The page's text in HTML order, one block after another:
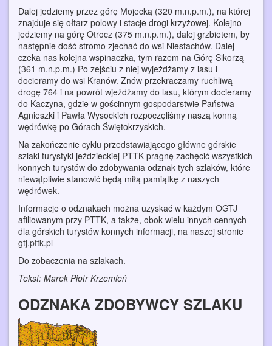
Dalej jedziemy przez górę Mojecką (320 m.n.p.m.), na której
znajduje się ołtarz polowy i stacje drogi krzyżowej. Kolejno
jedziemy na górę Otrocz (375 m.n.p.m.), dalej grzbietem, by
następnie dość stromo zjechać do wsi Niestachów. Dalej
czeka nas kolejna wspinaczka, tym razem na Górę Sikorzą
(361 m.n.p.m.) Po zejściu z niej wyjeżdżamy z lasu i
docieramy do wsi Kranów. Znów przekraczamy ruchliwą
drogę 764 i na powrót wjeżdżamy do lasu, którym docieramy
do Kaczyna, gdzie w gościnnym gospodarstwie Państwa
Agnieszki i Pawła Wysockich rozpoczęliśmy naszą konną
wędrówkę po Górach Świętokrzyskich.
Na zakończenie cyklu przedstawiającego główne górskie
szlaki turystyki jeździeckiej PTTK pragnę zachęcić wszystkich
konnych turystów do zdobywania odznak tych szlaków, które
niewątpliwie stanowić będą miłą pamiątkę z naszych
wędrówek.
Informacje o odznakach można uzyskać w każdym OGTJ
afiliowanym przy PTTK, a także, obok wielu innych cennych
dla górskich turystów konnych informacji, na naszej stronie
gtj.pttk.pl
Do zobaczenia na szlakach.
Tekst: Marek Piotr Krzemień
ODZNAKA ZDOBYWCY SZLAKU